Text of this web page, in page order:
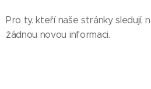
Pro ty. kteří naše stránky sledují,
žádnou novou informaci.